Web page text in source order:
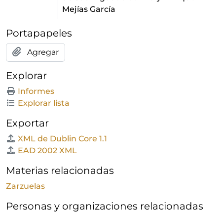
Mejías García
Portapapeles
Agregar
Explorar
Informes
Explorar lista
Exportar
XML de Dublin Core 1.1
EAD 2002 XML
Materias relacionadas
Zarzuelas
Personas y organizaciones relacionadas